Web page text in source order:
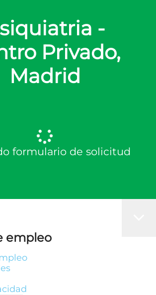
-
Privado,
Madrid
formulario de solicitud
empleo